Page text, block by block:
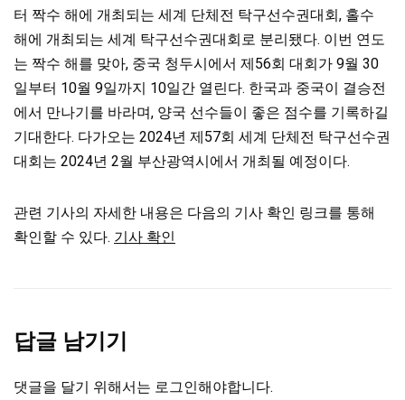
터 짝수 해에 개최되는 세계 단체전 탁구선수권대회, 홀수
해에 개최되는 세계 탁구선수권대회로 분리됐다. 이번 연도
는 짝수 해를 맞아, 중국 청두시에서 제56회 대회가 9월 30
일부터 10월 9일까지 10일간 열린다. 한국과 중국이 결승전
에서 만나기를 바라며, 양국 선수들이 좋은 점수를 기록하길
기대한다. 다가오는 2024년 제57회 세계 단체전 탁구선수권
대회는 2024년 2월 부산광역시에서 개최될 예정이다.
관련 기사의 자세한 내용은 다음의 기사 확인 링크를 통해
확인할 수 있다. 기사 확인
답글 남기기
댓글을 달기 위해서는 로그인해야합니다.